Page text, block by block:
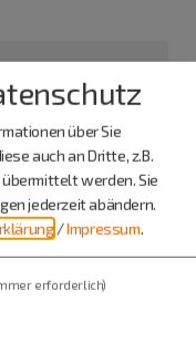
über Sie
auch an Dritte, z.B.
werden. Sie
jederzeit abändern.
/Impressum.
erforderlich)